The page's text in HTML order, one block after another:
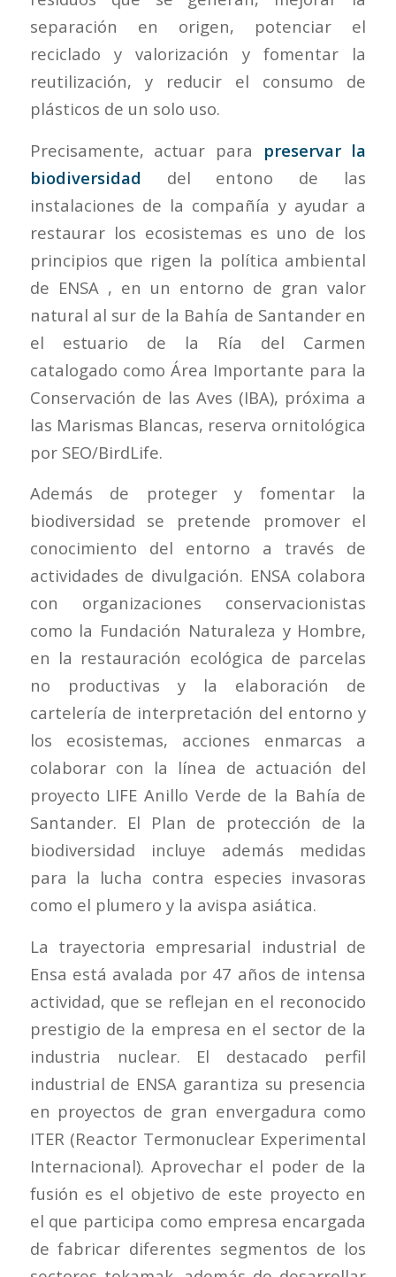
separación en origen, potenciar el
reciclado y valorización y fomentar la
reutilización, y reducir el consumo de
plásticos de un solo uso.
Precisamente, actuar para preservar la
biodiversidad del entono de las
instalaciones de la compañía y ayudar a
restaurar los ecosistemas es uno de los
principios que rigen la política ambiental
de ENSA , en un entorno de gran valor
natural al sur de la Bahía de Santander en
el estuario de la Ría del Carmen
catalogado como Área Importante para la
Conservación de las Aves (IBA), próxima a
las Marismas Blancas, reserva ornitológica
por SEO/BirdLife.
Además de proteger y fomentar la
biodiversidad se pretende promover el
conocimiento del entorno a través de
actividades de divulgación. ENSA colabora
con organizaciones conservacionistas
como la Fundación Naturaleza y Hombre,
en la restauración ecológica de parcelas
no productivas y la elaboración de
cartelería de interpretación del entorno y
los ecosistemas, acciones enmarcas a
colaborar con la línea de actuación del
proyecto LIFE Anillo Verde de la Bahía de
Santander. El Plan de protección de la
biodiversidad incluye además medidas
para la lucha contra especies invasoras
como el plumero y la avispa asiática.
La trayectoria empresarial industrial de
Ensa está avalada por 47 años de intensa
actividad, que se reflejan en el reconocido
prestigio de la empresa en el sector de la
industria nuclear. El destacado perfil
industrial de ENSA garantiza su presencia
en proyectos de gran envergadura como
ITER (Reactor Termonuclear Experimental
Internacional). Aprovechar el poder de la
fusión es el objetivo de este proyecto en
el que participa como empresa encargada
de fabricar diferentes segmentos de los